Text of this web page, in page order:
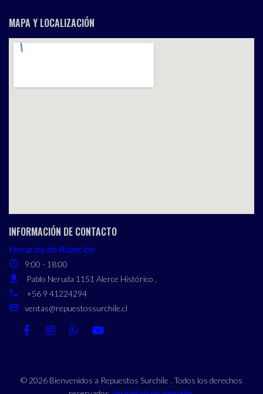
MAPA Y LOCALIZACIÓN
INFORMACIÓN DE CONTACTO
Horarios de Atención
9:00 - 18:00
Pablo Neruda 1151 Alerce Histórico ,
+56 9 41224294
ventas@repuestossurchile.cl
© 2026 Bienvenidos a Repuestos Surchile . Todos los derechos